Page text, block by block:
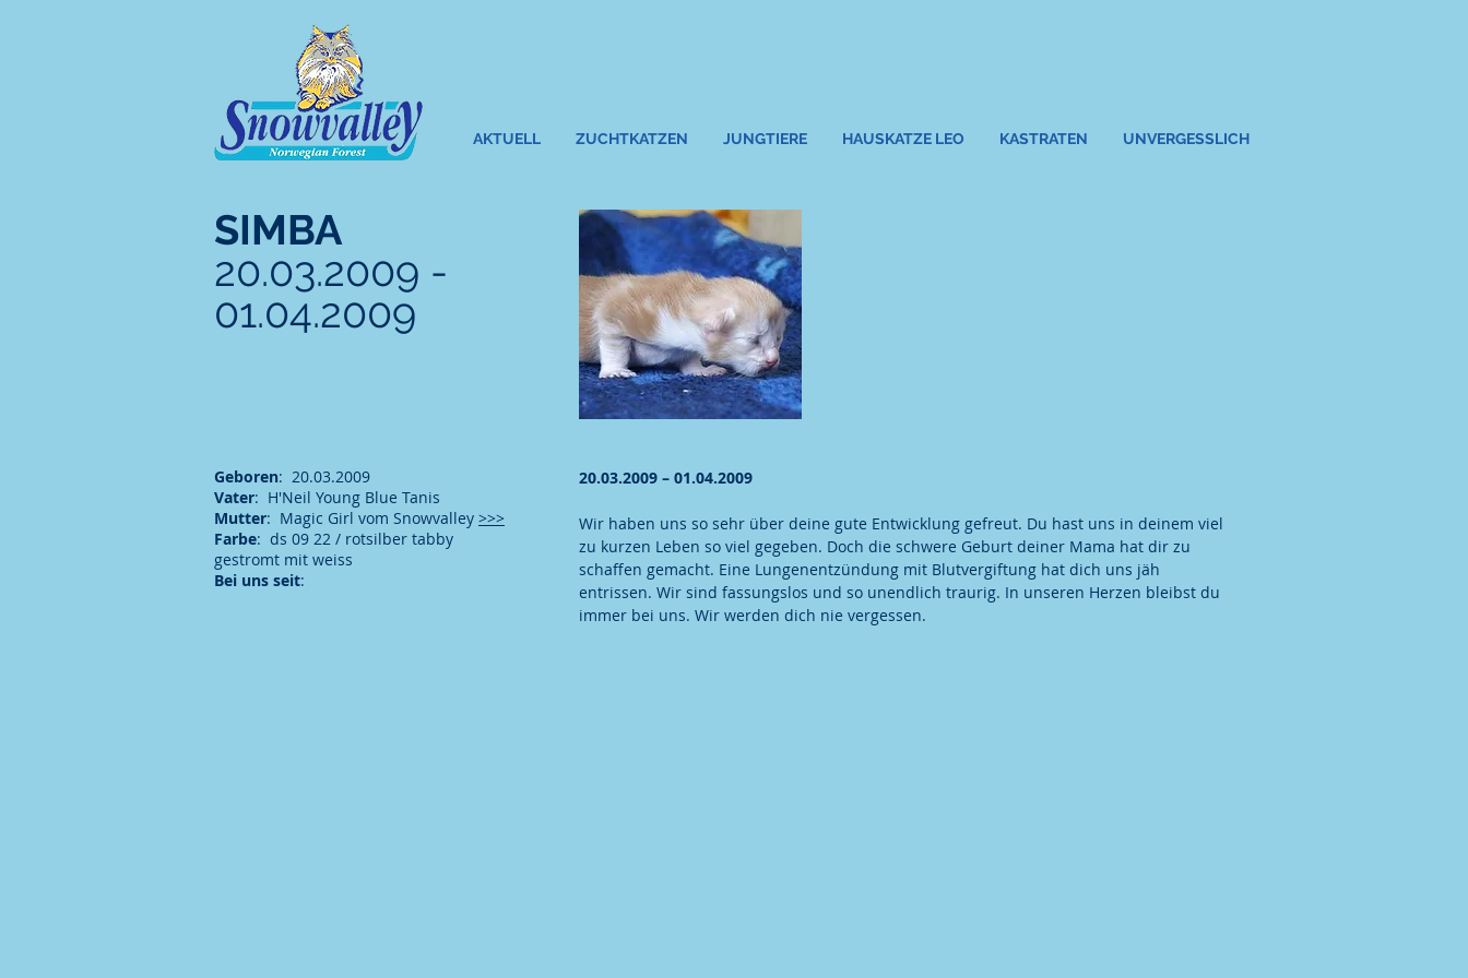
AKTUELL ZUCHTKATZEN JUNGTIERE HAUSKATZE LEO KASTRATEN UNVERGESSLICH
SIMBA
20.03.2009 -
01.04.2009
Geboren: 20.03.2009
Vater: H'Neil Young Blue Tanis
Mutter: Magic Girl vom Snowvalley >>>
Farbe: ds 09 22 / rotsilber tabby
gestromt mit weiss
Bei uns seit:
20.03.2009 – 01.04.2009
Wir haben uns so sehr über deine gute Entwicklung gefreut. Du hast uns in deinem viel
zu kurzen Leben so viel gegeben. Doch die schwere Geburt deiner Mama hat dir zu
schaffen gemacht. Eine Lungenentzündung mit Blutvergiftung hat dich uns jäh
entrissen. Wir sind fassungslos und so unendlich traurig. In unseren Herzen bleibst du
immer bei uns. Wir werden dich nie vergessen.